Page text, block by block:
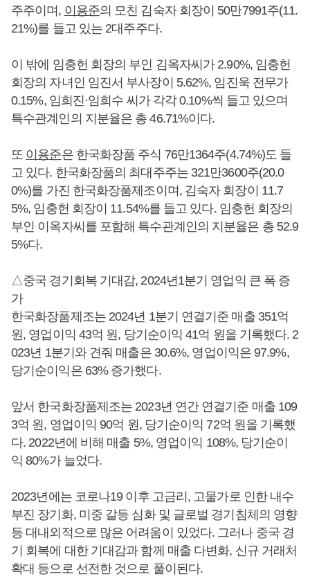
주주이며, 이용준의 모친 김숙자 회장이 50만7991주(11.
21%)를 들고 있는 2대주주다.
이 밖에 임충헌 회장의 부인 김옥자씨가 2.90%, 임충헌
회장의 자녀인 임진서 부사장이 5.62%, 임진욱 전무가
0.15%, 임희진·임희수 씨가 각각 0.10%씩 들고 있으며
특수관계인의 지분율은 총 46.71%이다.
또 이용준은 한국화장품 주식 76만1364주(4.74%)도 들
고 있다. 한국화장품의 최대주주는 321만3600주(20.0
0%)를 가진 한국화장품제조이며, 김숙자 회장이 11.7
5%, 임충헌 회장이 11.54%를 들고 있다. 임충헌 회장의
부인 이옥자씨를 포함해 특수관계인의 지분율은 총 52.9
5%다.
△중국 경기회복 기대감, 2024년1분기 영업익 큰 폭 증
가
한국화장품제조는 2024년 1분기 연결기준 매출 351억
원, 영업이익 43억 원, 당기순이익 41억 원을 기록했다. 2
023년 1분기와 견줘 매출은 30.6%, 영업이익은 97.9%,
당기순이익은 63% 증가했다.
앞서 한국화장품제조는 2023년 연간 연결기준 매출 109
3억 원, 영업이익 90억 원, 당기순이익 72억 원을 기록했
다. 2022년에 비해 매출 5%, 영업이익 108%, 당기순이
익 80%가 늘었다.
2023년에는 코로나19 이후 고금리, 고물가로 인한 내수
부진 장기화, 미중 갈등 심화 및 글로벌 경기침체의 영향
등 대내외적으로 많은 어려움이 있었다. 그러나 중국 경
기 회복에 대한 기대감과 함께 매출 다변화, 신규 거래처
확대 등으로 선전한 것으로 풀이된다.